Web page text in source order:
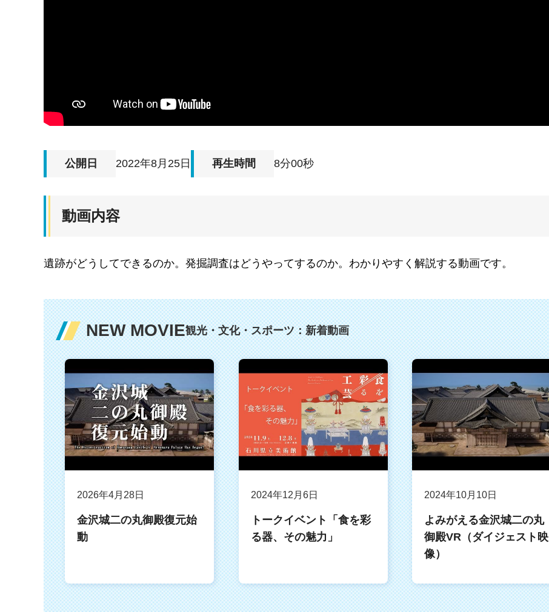
公開日 2022年8月25日 再生時間 8分00秒
動画内容
遺跡がどうしてできるのか。発掘調査はどうやってするのか。わかりやすく解説する動画です。
NEW MOVIE観光・文化・スポーツ：新着動画
2026年4月28日
金沢城二の丸御殿復元始
動
2024年12月6日
トークイベント「食を彩
る器、その魅力」
2024年10月10日
よみがえる金沢城二の丸
御殿VR（ダイジェスト映
像）